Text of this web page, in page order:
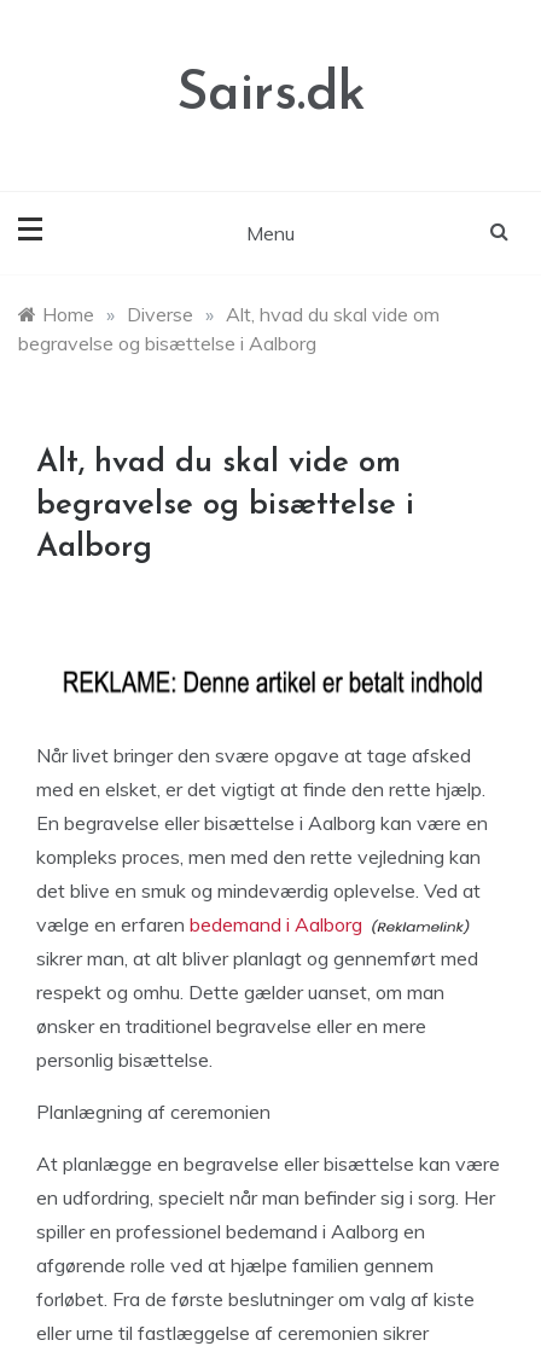
Sairs.dk
Menu
Home » Diverse » Alt, hvad du skal vide om
begravelse og bisættelse i Aalborg
Alt, hvad du skal vide om
begravelse og bisættelse i
Aalborg
Når livet bringer den svære opgave at tage afsked
med en elsket, er det vigtigt at finde den rette hjælp.
En begravelse eller bisættelse i Aalborg kan være en
kompleks proces, men med den rette vejledning kan
det blive en smuk og mindeværdig oplevelse. Ved at
vælge en erfaren bedemand i Aalborg
sikrer man, at alt bliver planlagt og gennemført med
respekt og omhu. Dette gælder uanset, om man
ønsker en traditionel begravelse eller en mere
personlig bisættelse.
Planlægning af ceremonien
At planlægge en begravelse eller bisættelse kan være
en udfordring, specielt når man befinder sig i sorg. Her
spiller en professionel bedemand i Aalborg en
afgørende rolle ved at hjælpe familien gennem
forløbet. Fra de første beslutninger om valg af kiste
eller urne til fastlæggelse af ceremonien sikrer